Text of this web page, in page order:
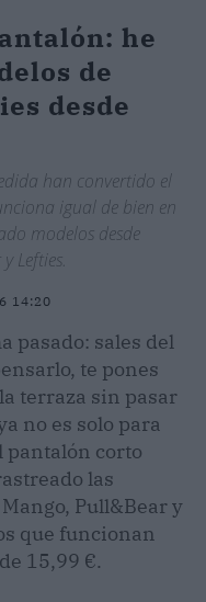
he
de
desde
han convertido el
igual de bien en
modelos desde
Lefties.
14:20
pasado: sales del
te pones
terraza sin pasar
no es solo para
pantalón corto
las
Pull&Bear y
que funcionan
15,99 €.